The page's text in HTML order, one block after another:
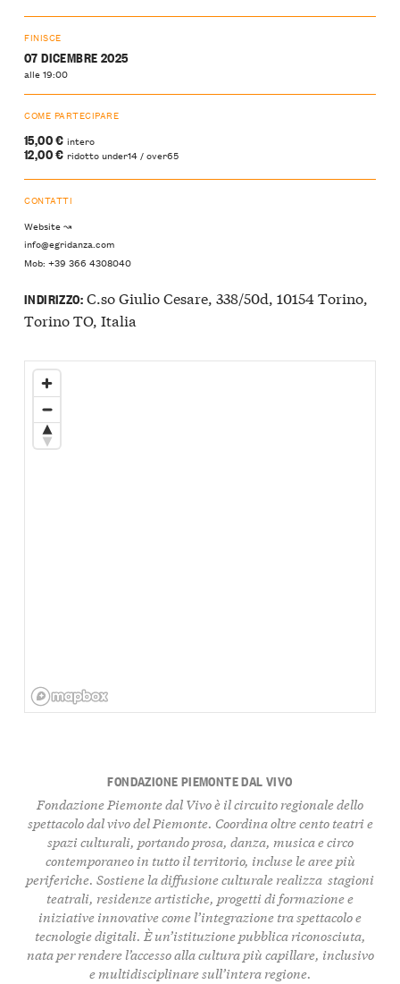
FINISCE
07 DICEMBRE 2025
alle 19:00
COME PARTECIPARE
15,00 € intero
12,00 € ridotto under14 / over65
CONTATTI
Website ↝
info@egridanza.com
Mob: +39 366 4308040
INDIRIZZO:C.so Giulio Cesare, 338/50d, 10154 Torino,
Torino TO, Italia
FONDAZIONE PIEMONTE DAL VIVO
Fondazione Piemonte dal Vivo è il circuito regionale dello
spettacolo dal vivo del Piemonte. Coordina oltre cento teatri e
spazi culturali, portandoprosa, danza, musica e circo
contemporaneoin tutto il territorio, incluse le aree più
periferiche. Sostiene la diffusione culturale realizza stagioni
teatrali, residenze artistiche, progetti di formazione e
iniziative innovative come l’integrazione tra spettacolo e
tecnologie digitali. È un’istituzione pubblica riconosciuta,
nata per rendere l’accesso alla cultura più capillare, inclusivo
e multidisciplinare sull’intera regione.